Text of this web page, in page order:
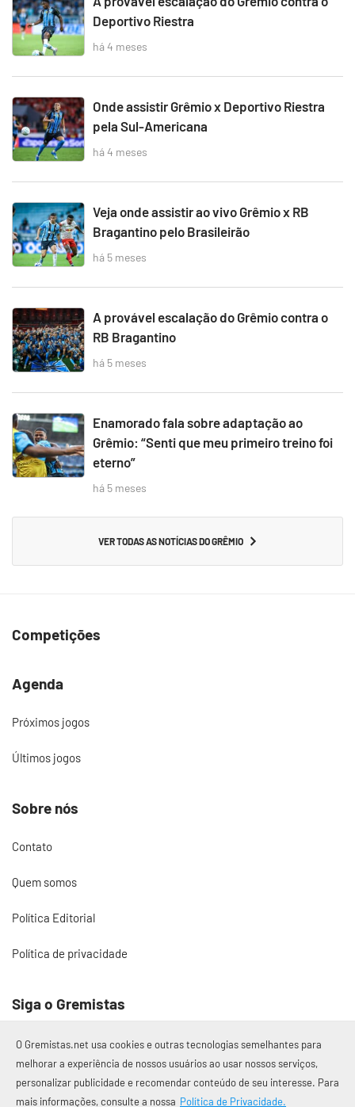
Deportivo Riestra
há 4 meses
Onde assistir Grêmio x Deportivo Riestra
pela Sul-Americana
há 4 meses
Veja onde assistir ao vivo Grêmio x RB
Bragantino pelo Brasileirão
há 5 meses
A provável escalação do Grêmio contra o
RB Bragantino
há 5 meses
Enamorado fala sobre adaptação ao
Grêmio: “Senti que meu primeiro treino foi
eterno”
há 5 meses
VER TODAS AS NOTÍCIAS DO GRÊMIO
Competições
Agenda
Próximos jogos
Últimos jogos
Sobre nós
Contato
Quem somos
Política Editorial
Política de privacidade
Siga o Gremistas
© 2017 – 2026 Gremistas.net
Gremistas.net — Porto Alegre/RS
O Gremistas.net usa cookies e outras tecnologias semelhantes para
melhorar a experiência de nossos usuários ao usar nossos serviços,
personalizar publicidade e recomendar conteúdo de seu interesse. Para
mais informações, consulte a nossa Política de Privacidade.